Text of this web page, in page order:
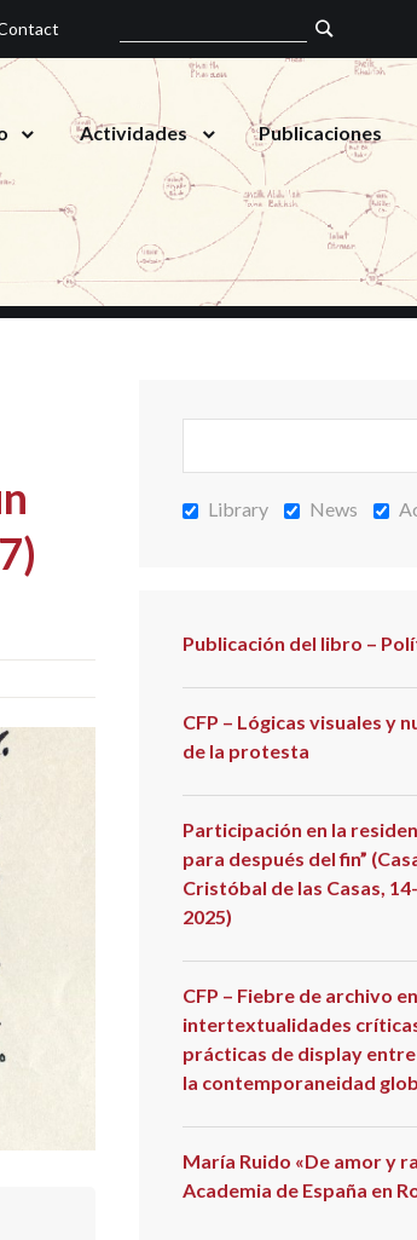
Actividades Publicaciones
Library News
Publicación del libro –
CFP – Lógicas visuales y
de la protesta
Participación en la
para después del fin”
Cristóbal de las Casas,
2025)
CFP – Fiebre de archivo
intertextualidades
prácticas de display
la contemporaneidad
María Ruido «De amor y
Academia de España en